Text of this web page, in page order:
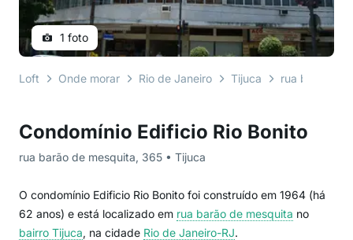
Condomínio Edificio Rio Bonito
rua barão de mesquita, 365 • Tijuca
O condomínio Edificio Rio Bonito foi construído em 1964 (há
62 anos) e está localizado em rua barão de mesquita no
bairro Tijuca, na cidade Rio de Janeiro-RJ.
1 foto
Loft Onde morar Rio de Janeiro Tijuca rua barão de